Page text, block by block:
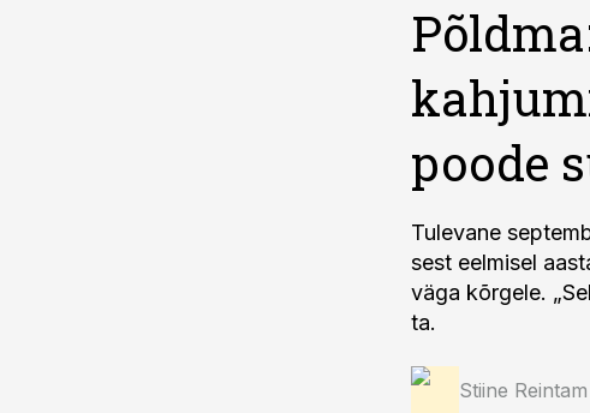
poode
Tulevane
sest eelmisel
väga kõrgele.
ta.
Stiine Reintam